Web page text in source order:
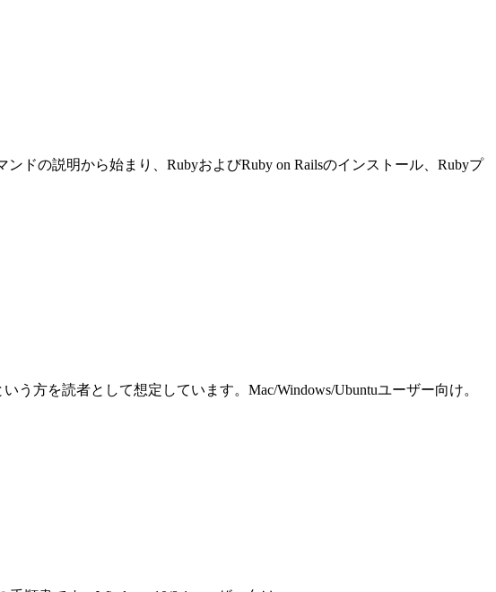
ドの説明から始まり、RubyおよびRuby on Railsのインストール、Rubyプ
方を読者として想定しています。Mac/Windows/Ubuntuユーザー向け。